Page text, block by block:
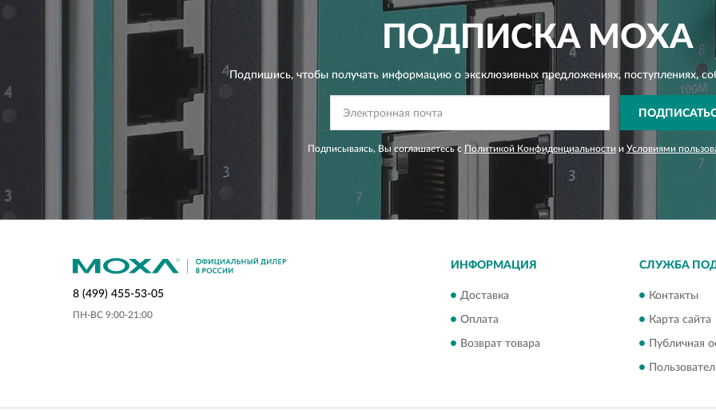
ПОДПИСКАMOXA
Подпишись, чтобы получать информацию о эксклюзивных предложениях,поступлениях,
Подписываясь, Вы соглашаетесь с Политикой Конфиденциальности и Условиями
8 (499) 455-53-05
ПН-ВС 9:00-21:00
ИНФОРМАЦИЯ
Доставка
Оплата
Возврат товара
СЛУЖБА
Контакты
Карта сайта
Публичная